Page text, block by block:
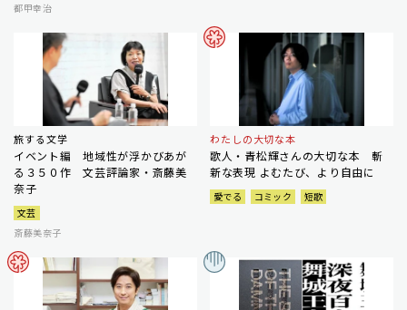
都甲幸治
旅する文学
イベント編 地域性が浮かびあが
る３５０作 文芸評論家・斎藤美
奈子
文芸
斎藤美奈子
わたしの大切な本
歌人・青松輝さんの大切な本 斬
新な表現 よむたび、より自由に
愛でる コミック 短歌